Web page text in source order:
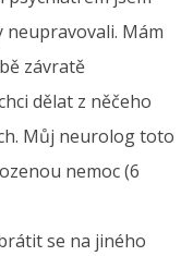
Mám
závratě
dělat z něčeho
Můj neurolog toto
nemoc (6
se na jiného